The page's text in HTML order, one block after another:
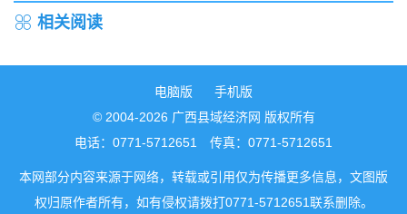
相关阅读
电脑版
手机版
© 2004-2026 广西县域经济网 版权所有
电话：0771-5712651 传真：0771-5712651
本网部分内容来源于网络，转载或引用仅为传播更多信息，文图版
权归原作者所有，如有侵权请拨打0771-5712651联系删除。